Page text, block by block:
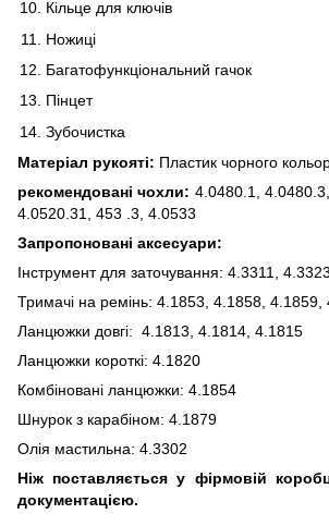
Кільце для ключів
Ножиці
Багатофункціональний гачок
Пінцет
Зубочистка
Матеріал рукояті: Пластик чорного
рекомендовані чохли: 4.0480.1,
4.0520.31, 453 .3, 4.0533
Запропоновані аксесуари:
Інструмент для заточування: 4.3311,
Тримачі на ремінь: 4.1853, 4.1858, 4.1859,
Ланцюжки довгі: 4.1813, 4.1814, 4.1815
Ланцюжки короткі: 4.1820
Комбіновані ланцюжки: 4.1854
Шнурок з карабіном: 4.1879
Олія мастильна: 4.3302
Ніж поставляється у фірмовій
документацією.